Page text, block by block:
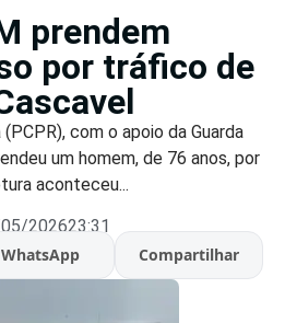
prendem
por tráfico de
com o apoio da Guarda
um homem, de 76 anos, por
aconteceu...
202623:31
WhatsApp Compartilhar